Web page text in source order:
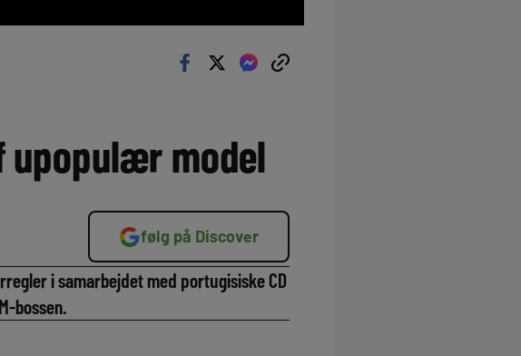
upopulær model
følg på Discover
i samarbejdet med portugisiske CD
bossen.